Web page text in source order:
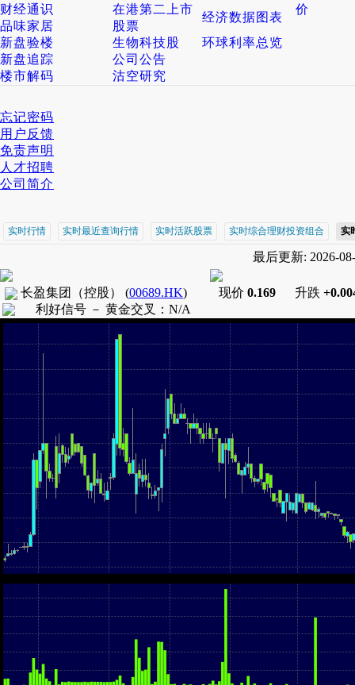
财经通识
品味家居
新盘验楼
新盘追踪
楼市解码
在港第二上市
股票
经济数据图表
生物科技股
环球利率总览
公司公告
沽空研究
价
忘记密码
用户反馈
免责声明
人才招聘
公司简介
实时行情 实时最近查询行情 实时活跃股票 实时综合理财投资组合 实
最后更新: 2026-
长盈集团（控股） (00689.HK) 现价 0.169 升跌
利好信号 － 黄金交叉 ： N/A